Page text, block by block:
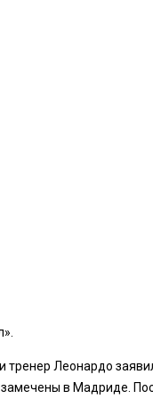
Леонардо
в Мадриде.